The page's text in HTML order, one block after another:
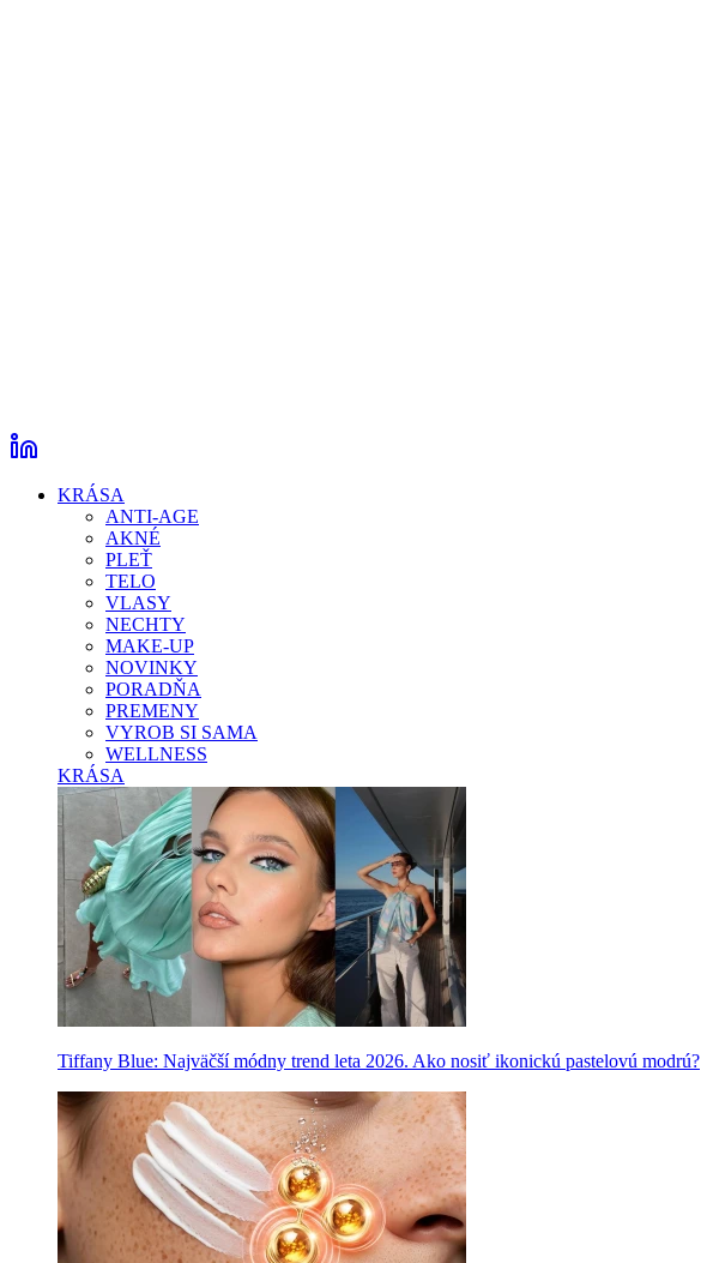
KRÁSA
ANTI-AGE
AKNÉ
PLEŤ
TELO
VLASY
NECHTY
MAKE-UP
NOVINKY
PORADŇA
PREMENY
VYROB SI SAMA
WELLNESS
KRÁSA
Tiffany Blue: Najväčší módny trend leta 2026. Ako nosiť ikonickú pastelovú modrú?